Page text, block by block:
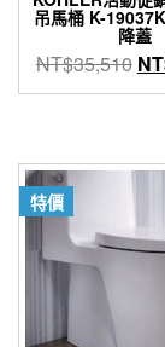
吊馬桶 K-
降蓋
NT$35,510 原
始
特價